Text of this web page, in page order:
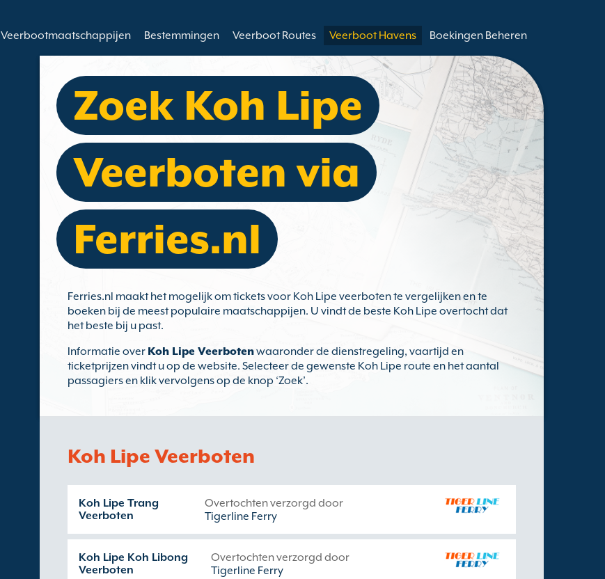
Veerbootmaatschappijen Bestemmingen Veerboot Routes Veerboot Havens Boekingen Beheren
Zoek Koh Lipe
Veerboten via
Ferries.nl
Ferries.nl maakt het mogelijk om tickets voor Koh Lipe veerboten te vergelijken en te
boeken bij de meest populaire maatschappijen. U vindt de beste Koh Lipe overtocht dat
het beste bij u past.
Informatie over Koh Lipe Veerbotenwaaronder de dienstregeling, vaartijd en
ticketprijzen vindt u op de website. Selecteer de gewenste Koh Lipe route en het aantal
passagiers en klik vervolgens op de knop ‘Zoek’.
Koh Lipe Veerboten
Koh Lipe Trang
Veerboten
Overtochten verzorgd door
Tigerline Ferry
Koh Lipe Koh Libong
Veerboten
Overtochten verzorgd door
Tigerline Ferry